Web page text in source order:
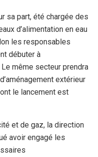
sa part, été chargée des
d’alimentation en eau
les responsables
débuter à
Le même secteur prendra
extérieur
le lancement est
et de gaz, la direction
avoir engagé les